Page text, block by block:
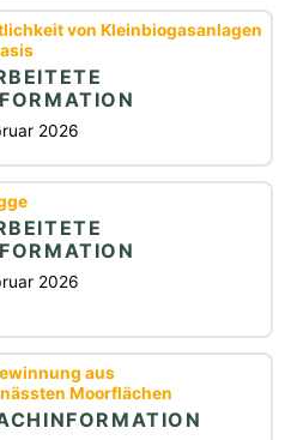
von Kleinbiogasanlagen
2026
2026
aus
Moorflächen